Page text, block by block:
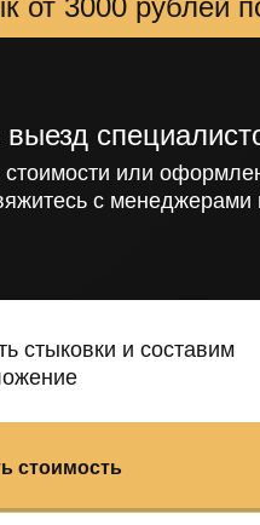
от 3000 рублей
или
с
стыковки и составим
стоимость